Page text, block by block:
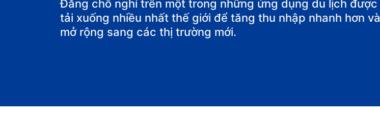
Đăng chỗ nghỉ trên một trong những ứng dụng du lịch được
tải xuống nhiều nhất thế giới để tăng thu nhập nhanh hơn và
mở rộng sang các thị trường mới.